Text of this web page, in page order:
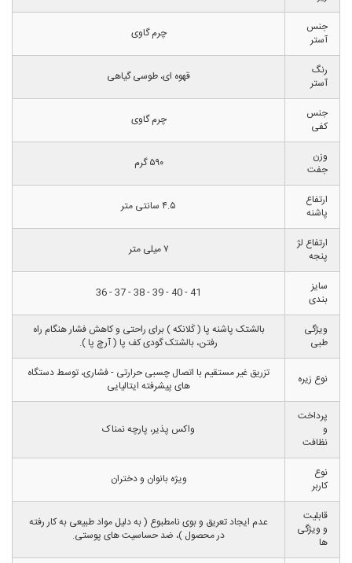
جنس
آستر
چرم گاوی
رنگ
آستر
قهوه ای، طوسی گیاهی
جنس
کفی
چرم گاوی
وزن
جفت
۵۹۰ گرم
ارتفاع
پاشنه
۴.۵ سانتی متر
ارتفاع لژ
پنجه
۷ میلی متر
سایز
بندی
41 - 40 - 39 - 38 - 37 - 36
ویژگی
طبی
بالشتک پاشنه پا ( کَلانکه ) برای راحتی و کاهش فشار هنگام راه
رفتن، بالشتک گودی کف پا ( آرچ پا ).
نوع زیره
تزریق غیر مستقیم با اتصال چسبی حرارتی - فشاری، توسط دستگاه
های پیشرفته ایتالیایی
پرداخت
و
نظافت
واکس پذیر، پارچه نمناک
نوع
کاربر
ویژه بانوان و دختران
قابلیت
و ویژگی
ها
عدم ایجاد تعریق و بوی نامطبوع ( به دلیل مواد طبیعی به کار رفته
در محصول )، ضد حساسیت های پوستی.